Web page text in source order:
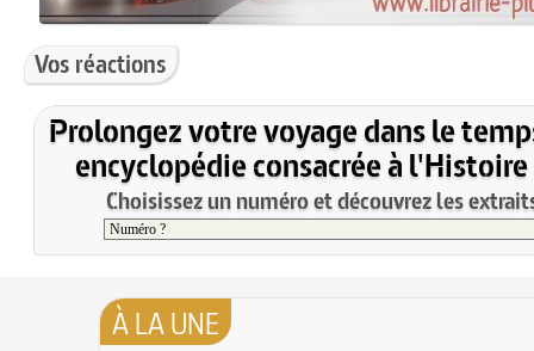
Vos réactions
Prolongez votre voyage dans le
encyclopédie consacrée à l'Histoire
Choisissez un numéro et découvrez les
À LA UNE